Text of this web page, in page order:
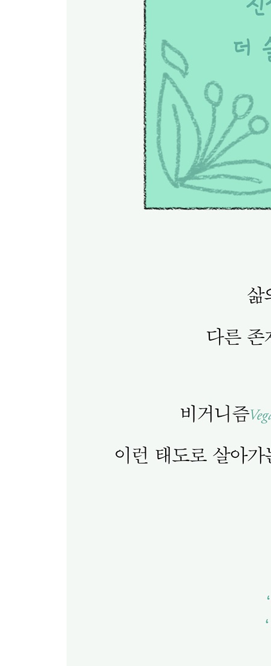
episode 31. 작은 변화를 믿어요
special episode 14. 상품 고르는 법
episode 32. 에코페미니즘
episode 33. 식물의 고통
special episode 15. 비건을 지향하는 유명인 10
episode 34. 지치지 않게 비건 지향
last episode. 마지막 질문
epilogue 1. 비건 페스티벌
epilogue 3. 편의점 도시락